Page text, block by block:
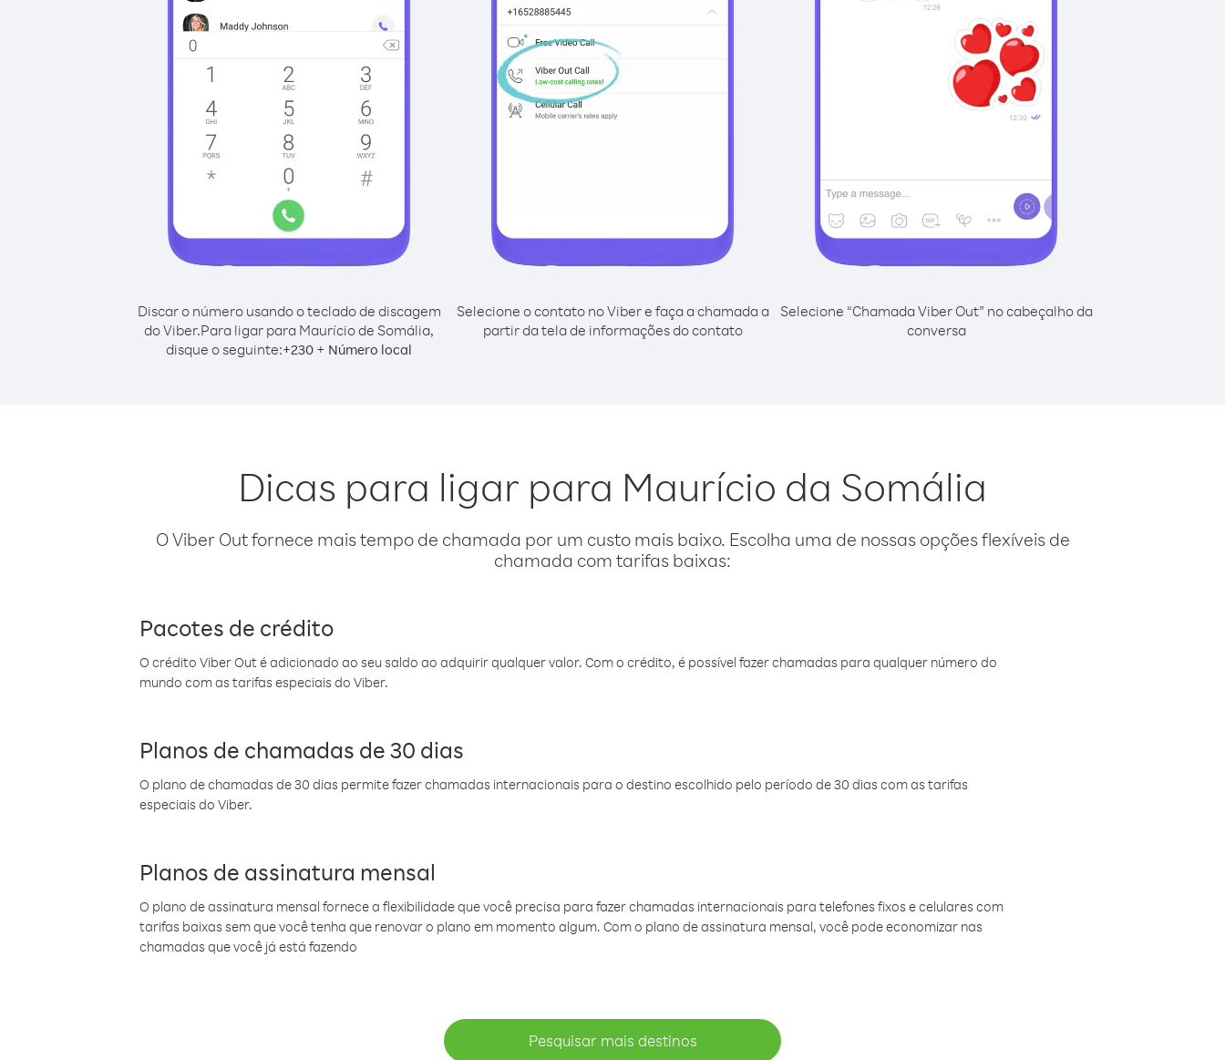
Discar o número usando o teclado de discagem
do Viber.Para ligar para Maurício de Somália,
disque o seguinte:+230 + Número local
Selecione o contato no Viber e faça a chamada a
partir da tela de informações do contato
Selecione “Chamada Viber Out” no cabeçalho da
conversa
Dicas para ligar para Maurício da Somália
O Viber Out fornece mais tempo de chamada por um custo mais baixo. Escolha uma de nossas opções flexíveis de
chamada com tarifas baixas:
Pacotes de crédito
O crédito Viber Out é adicionado ao seu saldo ao adquirir qualquer valor. Com o crédito, é possível fazer chamadas para qualquer número do
mundo com as tarifas especiais do Viber.
Planos de chamadas de 30 dias
O plano de chamadas de 30 dias permite fazer chamadas internacionais para o destino escolhido pelo período de 30 dias com as tarifas
especiais do Viber.
Planos de assinatura mensal
O plano de assinatura mensal fornece a flexibilidade que você precisa para fazer chamadas internacionais para telefones fixos e celulares com
tarifas baixas sem que você tenha que renovar o plano em momento algum. Com o plano de assinatura mensal, você pode economizar nas
chamadas que você já está fazendo
Pesquisar mais destinos